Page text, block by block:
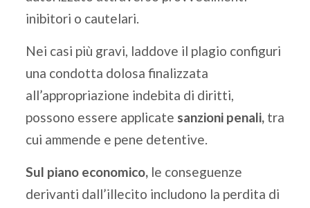
inibitori o cautelari.
Nei casi più gravi, laddove il plagio configuri
una condotta dolosa finalizzata
all’appropriazione indebita di diritti,
possono essere applicate sanzioni penali,tra
cui ammende e pene detentive.
Sul piano economico,le conseguenze
derivanti dall’illecito includono la perdita di